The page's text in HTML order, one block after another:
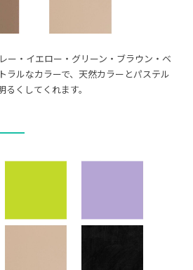
ー・イエロー・グリーン・ブラウン・ベ
ラルなカラーで、天然カラーとパステル
くしてくれます。